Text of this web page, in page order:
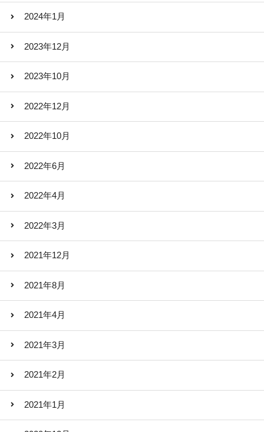
2024年1月
2023年12月
2023年10月
2022年12月
2022年10月
2022年6月
2022年4月
2022年3月
2021年12月
2021年8月
2021年4月
2021年3月
2021年2月
2021年1月